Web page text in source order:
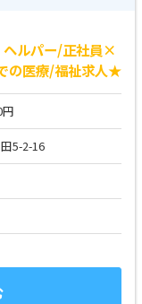
ヘルパー/正社員×
の医療/福祉求人★
5-2-16